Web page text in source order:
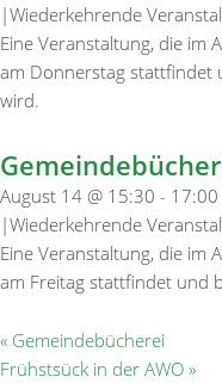
|Wiederkehrende
Eine Veranstaltung, die im
am Donnerstag stattfindet
wird.
August 14 @ 15:30 - 17:00
|Wiederkehrende
Eine Veranstaltung, die im
am Freitag stattfindet und
« Gemeindebücherei
Frühstsück in der AWO »